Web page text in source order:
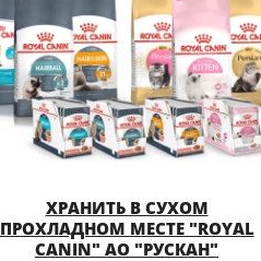
ПОДРОБНЕЕ
ХРАНИТЬ В СУХОМ
ПРОХЛАДНОМ МЕСТЕ "ROYAL
CANIN" АО "РУСКАН"